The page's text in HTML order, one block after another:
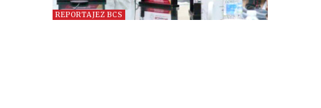
REPORTAJEZ BCS